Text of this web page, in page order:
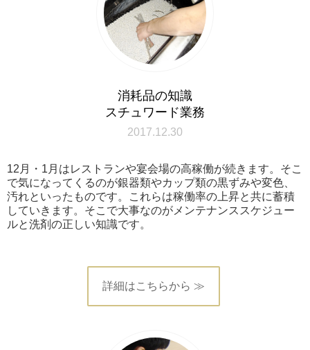
消耗品の知識
スチュワード業務
2017.12.30
12月・1月はレストランや宴会場の高稼働が続きます。そこ
で気になってくるのが銀器類やカップ類の黒ずみや変色、
汚れといったものです。これらは稼働率の上昇と共に蓄積
していきます。そこで大事なのがメンテナンススケジュー
ルと洗剤の正しい知識です。
詳細はこちらから ≫